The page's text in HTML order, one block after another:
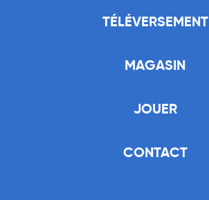
TÉLÉVERSEMENT
MAGASIN
JOUER
CONTACT